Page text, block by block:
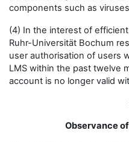
components such as
(4) In the interest of
Ruhr-Universität Bochum
user authorisation of users
LMS within the past twelve
account is no longer valid
Observance